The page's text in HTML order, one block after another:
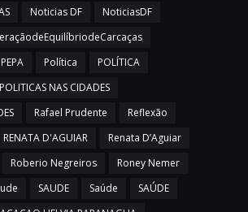
Noticias DF
NoticiasDF
PEPA Política
POLÍTICA
POLITICAS NAS CIDADES
Rafael Prudente
Reflexão
RENATA D'AGUIAR
Renata D’Aguiar
Roberio Negreiros
Roney Nemer
SAUDE Saúde
SAÚDE